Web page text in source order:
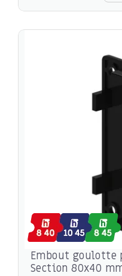
Embout
Section 80x40